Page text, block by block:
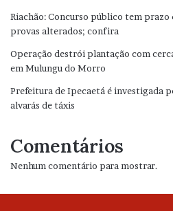
Riachão: Concurso público tem prazo
provas alterados; confira
Operação destrói plantação com
em Mulungu do Morro
Prefeitura de Ipecaetá é investigada
alvarás de táxis
Comentários
Nenhum comentário para mostrar.